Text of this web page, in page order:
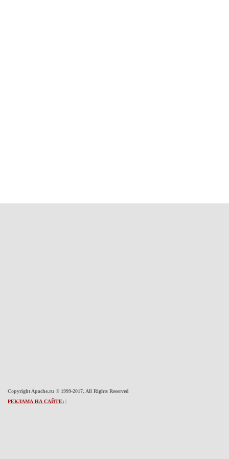
Copyright Apache.ru © 1999-2017, All Rights Reserved
РЕКЛАМА НА САЙТЕ: |